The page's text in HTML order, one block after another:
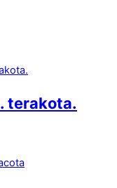
terakota.